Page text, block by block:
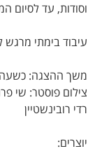
וסודות, עד לסיום
עיבוד בימתי מרגש
משך ההצגה:
צילום פוסטר: שי
רדי רובינשטיין
יוצרים: